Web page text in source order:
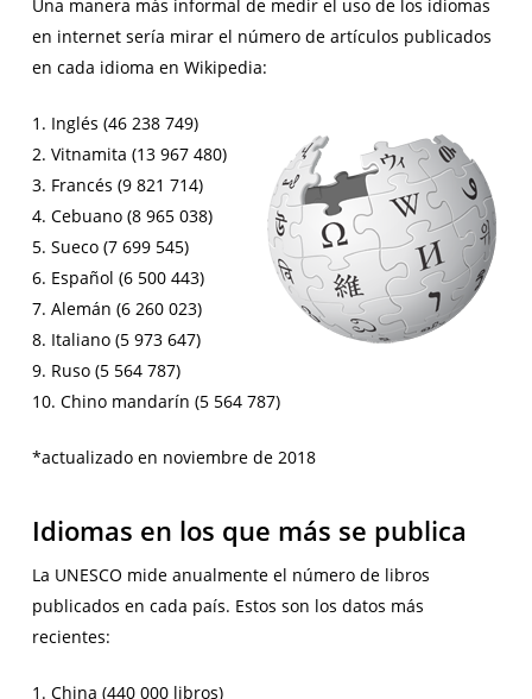
Una manera más informal de medir el uso de los idiomas
en internet sería mirar el número de artículos publicados
en cada idioma en Wikipedia:
1. Inglés (46 238 749)
2. Vitnamita (13 967 480)
3. Francés (9 821 714)
4. Cebuano (8 965 038)
5. Sueco (7 699 545)
6. Español (6 500 443)
7. Alemán (6 260 023)
8. Italiano (5 973 647)
9. Ruso (5 564 787)
10. Chino mandarín (5 564 787)
*actualizado en noviembre de 2018
Idiomas en los que más se publica
La UNESCO mide anualmente el número de libros
publicados en cada país. Estos son los datos más
recientes:
1. China (440 000 libros)